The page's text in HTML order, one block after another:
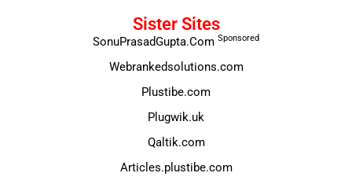
Sister Sites
SonuPrasadGupta.Com Sponsored
Webrankedsolutions.com
Plustibe.com
Plugwik.uk
Qaltik.com
Articles.plustibe.com